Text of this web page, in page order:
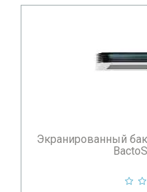
Экранированный